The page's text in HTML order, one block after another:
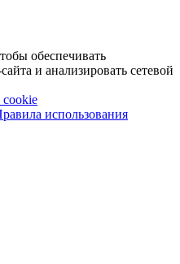
обеспечивать
и анализировать сетевой
cookie
использования